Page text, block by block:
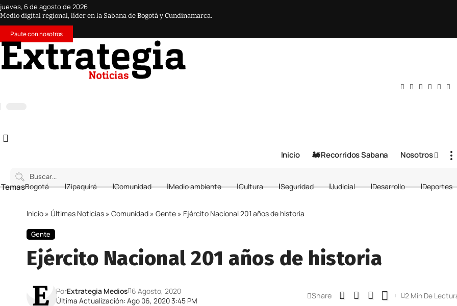
jueves, 6 de agosto de 2026
Medio digital regional, líder en la Sabana de Bogotá y Cundinamarca.
Paute con nosotros
Inicio 🚂 Recorridos Sabana Nosotros
Bogotá Zipaquirá Comunidad Medio ambiente Cultura Seguridad Judicial Desarrollo Deportes
Inicio » Últimas Noticias » Comunidad » Gente » Ejército Nacional 201 años de historia
Gente
Ejército Nacional 201 años de historia
Última Actualización: Ago 06, 2020 3:45 PM
PorExtrategia Medios 6 Agosto, 2020 Share 2 Min De